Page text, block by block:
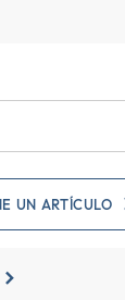
UN ARTÍCULO